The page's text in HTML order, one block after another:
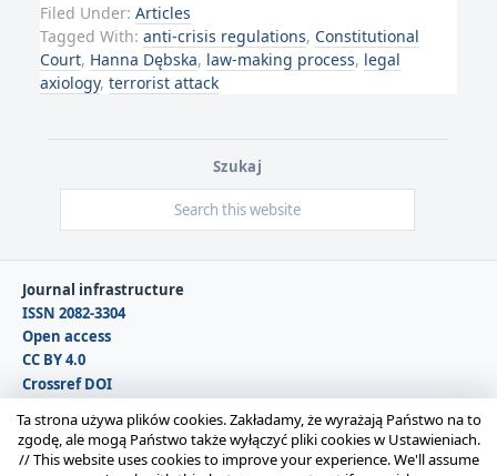
Filed Under: Articles
Tagged With: anti-crisis regulations, Constitutional
Court, Hanna Dębska, law-making process, legal
axiology, terrorist attack
Szukaj
Journal infrastructure
ISSN 2082-3304
Open access
CC BY 4.0
Crossref DOI
Ta strona używa plików cookies. Zakładamy, że wyrażają Państwo na to
zgodę, ale mogą Państwo także wyłączyć pliki cookies w Ustawieniach.
//This website uses cookies to improve your experience. We'll assume